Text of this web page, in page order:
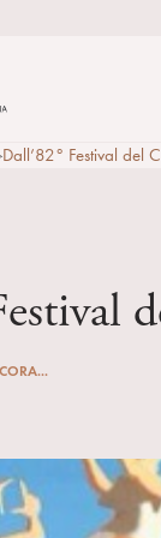
Dall’82° Festival del